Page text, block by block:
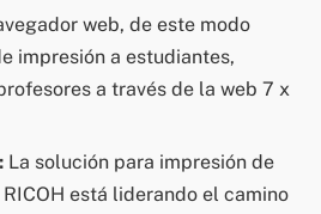
web, de este modo
impresión a estudiantes,
a través de la web 7 x
La solución para impresión de
está liderando el camino